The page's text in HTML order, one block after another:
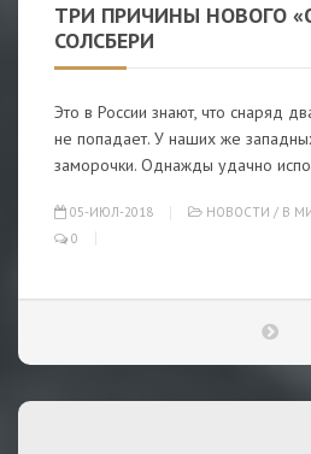
ТРИ ПРИЧИНЫ НОВОГО
СОЛСБЕРИ
Это в России знают, что снаряд
не попадает. У наших же
заморочки. Однажды удачно
05-ИЮЛ-2018 НОВОСТИ / В
0